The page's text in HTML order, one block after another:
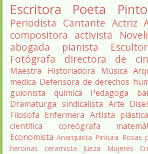
Escritora Poeta
Periodista Cantante Actriz
compositora activista
abogada
pianista
Fotógrafa
directora de
Maestra
Historiadora Música
medica Defensora de derechos
guionista
química Pedagoga
Dramaturga sindicalista Arte
Filosofa Enfermera Artista plástica
científica
coreógrafa
Economista Anarquista Pintura Rosas
heroínas
ceramista Jueza Mujeres